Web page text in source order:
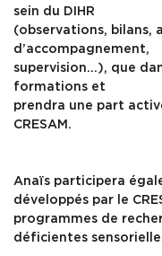
sein du DIHR
(observations, bilans,
d’accompagnement,
supervision…), que
formations et
prendra une part
CRESAM.
Anaïs participera
développés par le
programmes de
déficientes